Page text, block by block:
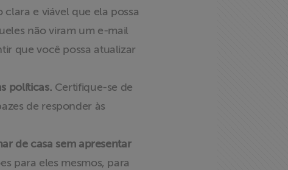
e viável que ela possa
não viram um e-mail
que você possa atualizar
políticas. Certifique-se de
de responder às
de casa sem apresentar
para eles mesmos, para